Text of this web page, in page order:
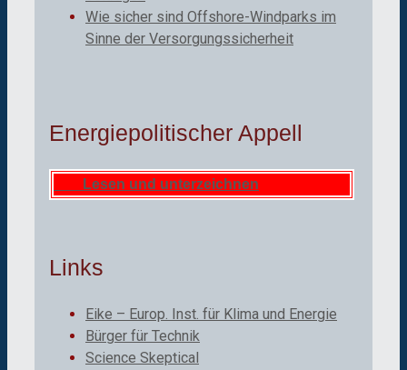
Wie sicher sind Offshore-Windparks im
Sinne der Versorgungssicherheit
Energiepolitischer Appell
Lesen und unterzeichnen
Links
Eike – Europ. Inst. für Klima und Energie
Bürger für Technik
Science Skeptical